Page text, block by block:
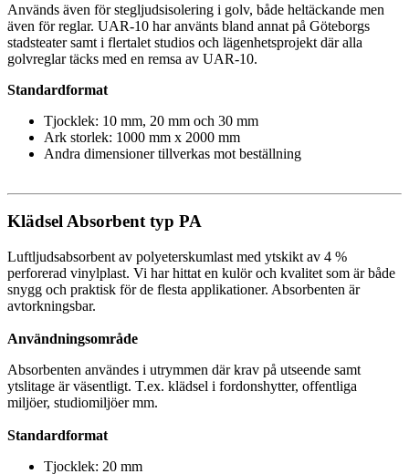
Används även för stegljudsisolering i golv, både heltäckande men
även för reglar. UAR-10 har använts bland annat på Göteborgs
stadsteater samt i flertalet studios och lägenhetsprojekt där alla
golvreglar täcks med en remsa av UAR-10.
Standardformat
Tjocklek: 10 mm, 20 mm och 30 mm
Ark storlek: 1000 mm x 2000 mm
Andra dimensioner tillverkas mot beställning
Klädsel Absorbent typ PA
Luftljudsabsorbent av polyeterskumlast med ytskikt av 4 %
perforerad vinylplast. Vi har hittat en kulör och kvalitet som är både
snygg och praktisk för de flesta applikationer. Absorbenten är
avtorkningsbar.
Användningsområde
Absorbenten användes i utrymmen där krav på utseende samt
ytslitage är väsentligt. T.ex. klädsel i fordonshytter, offentliga
miljöer, studiomiljöer mm.
Standardformat
Tjocklek: 20 mm